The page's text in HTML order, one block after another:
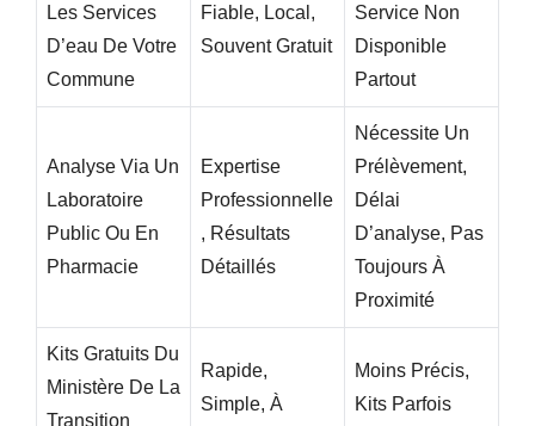
Les Services
D’eau De Votre
Commune
Fiable, Local,
Souvent Gratuit
Service Non
Disponible
Partout
Analyse Via Un
Laboratoire
Public Ou En
Pharmacie
Expertise
Professionnelle
, Résultats
Détaillés
Nécessite Un
Prélèvement,
Délai
D’analyse, Pas
Toujours À
Proximité
Kits Gratuits Du
Ministère De La
Transition
Rapide,
Simple, À
Moins Précis,
Kits Parfois